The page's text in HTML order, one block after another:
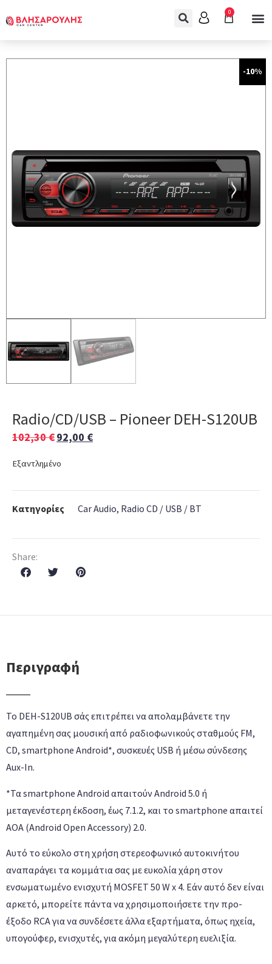
0
-10%
Radio/CD/USB – Pioneer DEH-S120UB
102,30€92,00 €
Εξαντλημένο
Κατηγορίες Car Audio, Radio CD / USB / BT
Share:
Περιγραφή
Το DEH-S120UB σάς επιτρέπει να απολαμβάνετε την
αγαπημένη σας μουσική από ραδιοφωνικούς σταθμούς FM,
CD, smartphone Android*, συσκευές USB ή μέσω σύνδεσης
Aux-In.
*Τα smartphone Android απαιτούν Android 5.0 ή
μεταγενέστερη έκδοση, έως 7.1.2, και το smartphone απαιτεί
AOA (Android Open Accessory) 2.0.
Αυτό το εύκολο στη χρήση στερεοφωνικό αυτοκινήτου
αναπαράγει τα κομμάτια σας με ευκολία χάρη στον
ενσωματωμένο ενισχυτή MOSFET 50 W x 4. Εάν αυτό δεν είναι
αρκετό, μπορείτε πάντα να χρησιμοποιήσετε την προ-
έξοδο RCA για να συνδέσετε άλλα εξαρτήματα, όπως ηχεία,
υπογούφερ, ενισχυτές, για ακόμη μεγαλύτερη ευελιξία.